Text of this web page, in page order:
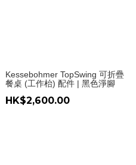
Kessebohmer TopSwing 可折疊
餐桌 (工作枱) 配件 | 黑色淨腳
HK$2,600.00